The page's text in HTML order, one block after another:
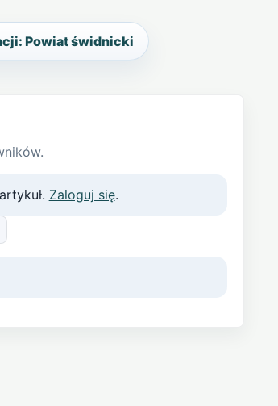
Powiat świdnicki
Zaloguj się.